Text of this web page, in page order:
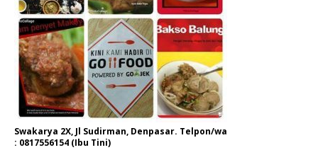
Swakarya 2X, Jl Sudirman, Denpasar. Telpon/wa
: 0817556154 (Ibu Tini)